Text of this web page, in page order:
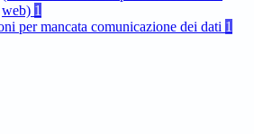
web) 1
per mancata comunicazione dei dati 1